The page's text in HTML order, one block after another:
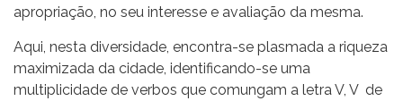
apropriação, no seu interesse e avaliação da mesma.
Aqui, nesta diversidade, encontra-se plasmada a riqueza
maximizada da cidade, identificando-se uma
multiplicidade de verbos que comungam a letra V, V de